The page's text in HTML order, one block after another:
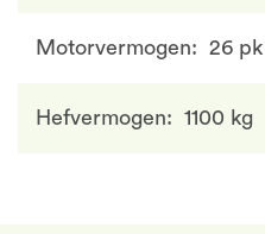
Motorvermogen 26 pk
Hefvermogen 1100 kg